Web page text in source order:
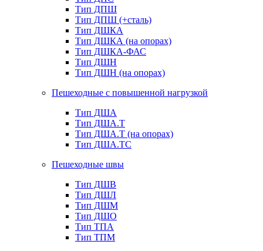
Тип ДПШ
Тип ДПШ (+сталь)
Тип ДШКА
Тип ДШКА (на опорах)
Тип ДШКА-ФАС
Тип ДШН
Тип ДШН (на опорах)
Пешеходные с повышенной нагрузкой
Тип ДША
Тип ДША.Т
Тип ДША.Т (на опорах)
Тип ДША.ТС
Пешеходные швы
Тип ДШВ
Тип ДШЛ
Тип ДШМ
Тип ДШО
Тип ТПА
Тип ТПМ